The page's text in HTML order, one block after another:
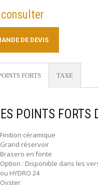
DE DEVIS
FORTS TAXE
POINTS FORTS
Finition céramique
Grand réservoir
Brasero en fonte
Option : Disponible dans les
ou HYDRO 24
Oyster